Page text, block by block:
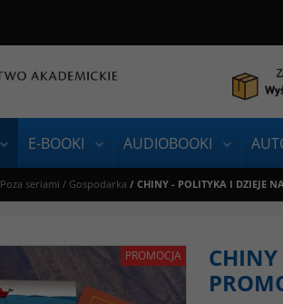
E-BOOKI AUDIOBOOKI
Poza seriami / Gospodarka / CHINY - POLITYKA I DZIEJE
PROMOCJA